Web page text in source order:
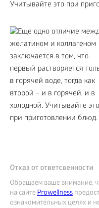
Учитывайте это при
Отказ от ответсвенности
Обращаем ваше внимание,
на сайтеProwellness
ознакомительных целях и